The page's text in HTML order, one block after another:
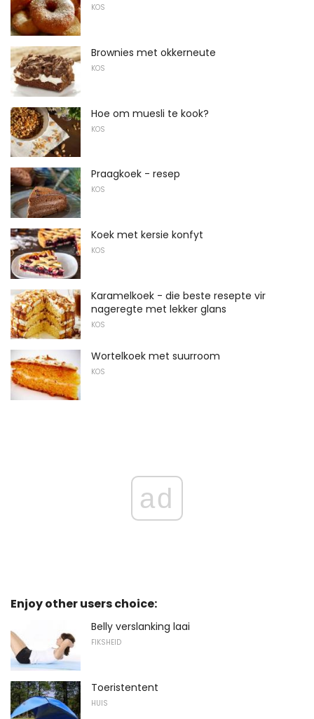
KOS
Brownies met okkerneute
KOS
Hoe om muesli te kook?
KOS
Praagkoek - resep
KOS
Koek met kersie konfyt
KOS
Karamelkoek - die beste resepte vir
nageregte met lekker glans
KOS
Wortelkoek met suurroom
KOS
ad
Enjoy other users choice:
Belly verslanking laai
FIKSHEID
Toeristentent
HUIS